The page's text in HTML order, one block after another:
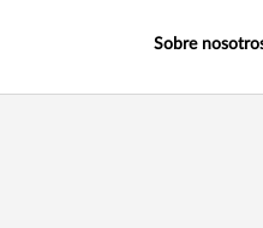
Sobre